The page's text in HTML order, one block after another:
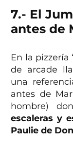
7.- El
antes de
En la pizzería
de arcade
una
antes de
hombre)
escaleras y
Paulie de